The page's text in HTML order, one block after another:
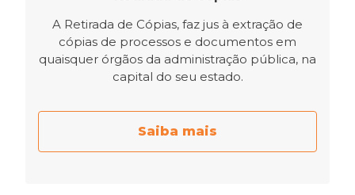
A Retirada de Cópias, faz jus à extração de
cópias de processos e documentos em
quaisquer órgãos da administração pública, na
capital do seu estado.
Saiba mais